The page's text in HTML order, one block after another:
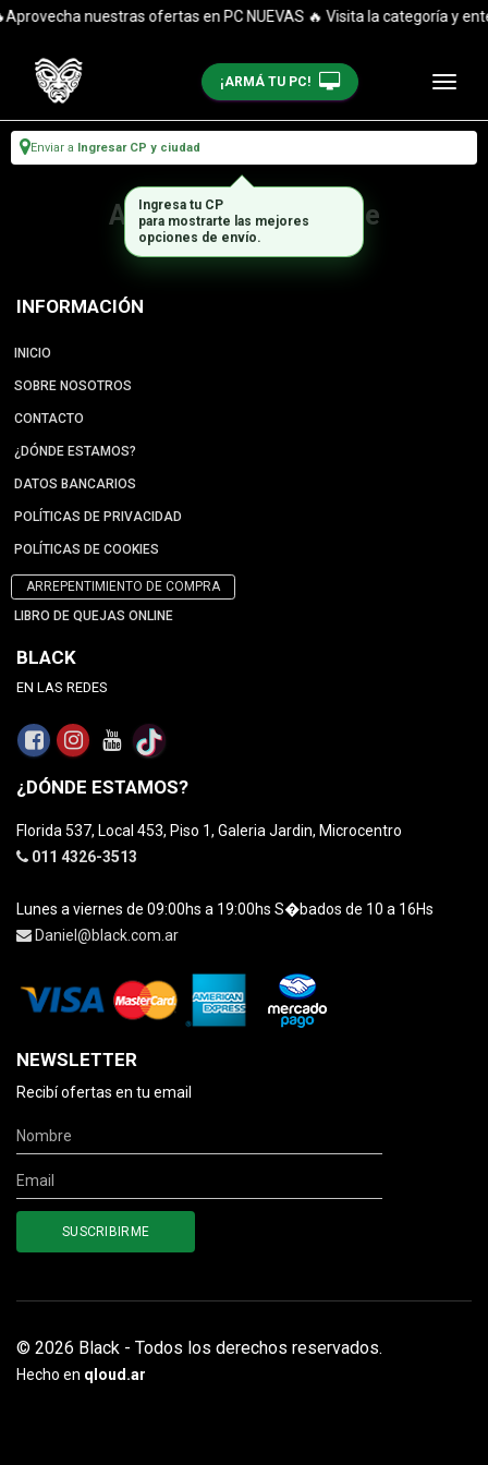
nuestras ofertas en PC NUEVAS 🔥 Visita la categoría y
¡ARMÁ TU PC!
Enviar a Ingresar CP y ciudad
Artículo no disponible
INFORMACIÓN
INICIO
SOBRE NOSOTROS
CONTACTO
¿DÓNDE ESTAMOS?
DATOS BANCARIOS
POLÍTICAS DE PRIVACIDAD
POLÍTICAS DE COOKIES
ARREPENTIMIENTO DE COMPRA
LIBRO DE QUEJAS ONLINE
BLACK
EN LAS REDES
¿DÓNDE ESTAMOS?
Florida 537, Local 453, Piso 1, Galeria Jardin, Microcentro
011 4326-3513
Lunes a viernes de 09:00hs a 19:00hs S�bados de 10 a 16Hs
Daniel@black.com.ar
NEWSLETTER
Recibí ofertas en tu email
© 2026 Black - Todos los derechos reservados.
Hecho en qloud.ar
Ingresa tu CP
para mostrarte las mejores
opciones de envío.